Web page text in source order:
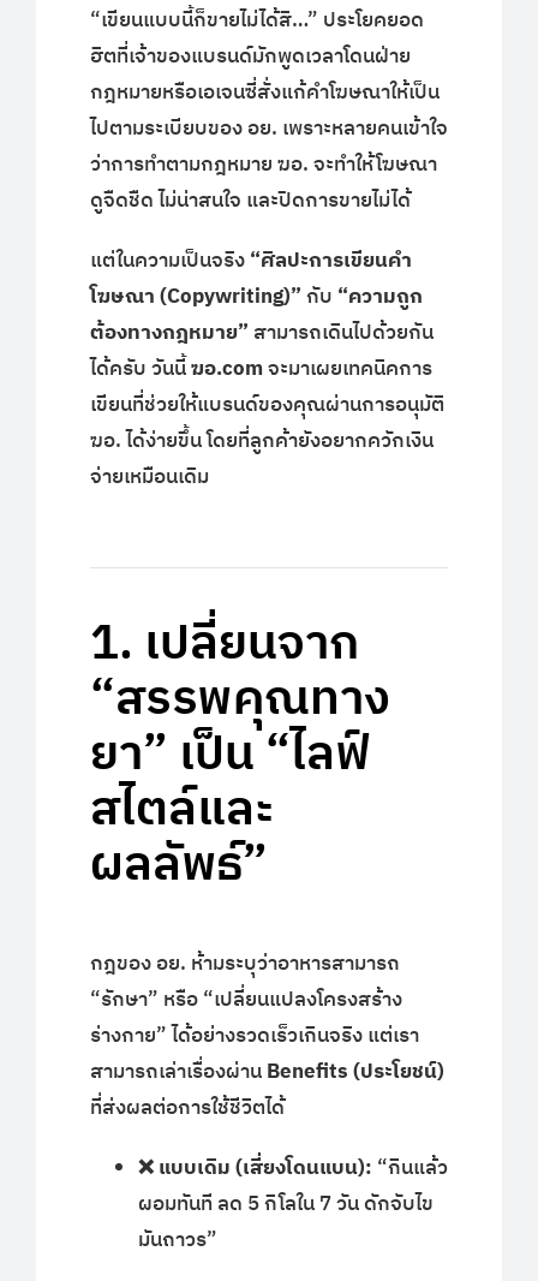
“เขียนแบบนี้ก็ขายไม่ได้สิ…” ประโยคยอด
ฮิตที่เจ้าของแบรนด์มักพูดเวลาโดนฝ่าย
กฎหมายหรือเอเจนซี่สั่งแก้คำโฆษณาให้เป็น
ไปตามระเบียบของ อย. เพราะหลายคนเข้าใจ
ว่าการทำตามกฎหมาย ฆอ. จะทำให้โฆษณา
ดูจืดชืด ไม่น่าสนใจ และปิดการขายไม่ได้
แต่ในความเป็นจริง“ศิลปะการเขียนคำ
โฆษณา (Copywriting)”กับ “ความถูก
ต้องทางกฎหมาย” สามารถเดินไปด้วยกัน
ได้ครับ วันนี้ฆอ.comจะมาเผยเทคนิคการ
เขียนที่ช่วยให้แบรนด์ของคุณผ่านการอนุมัติ
ฆอ. ได้ง่ายขึ้น โดยที่ลูกค้ายังอยากควักเงิน
จ่ายเหมือนเดิม
1. เปลี่ยนจาก
“สรรพคุณทาง
ยา” เป็น “ไลฟ์
สไตล์และ
ผลลัพธ์”
กฎของ อย. ห้ามระบุว่าอาหารสามารถ
“รักษา” หรือ “เปลี่ยนแปลงโครงสร้าง
ร่างกาย” ได้อย่างรวดเร็วเกินจริง แต่เรา
สามารถเล่าเรื่องผ่านBenefits (ประโยชน์)
ที่ส่งผลต่อการใช้ชีวิตได้
❌ แบบเดิม (เสี่ยงโดนแบน): “กินแล้ว
ผอมทันที ลด 5 กิโลใน 7 วัน ดักจับไข
มันถาวร”